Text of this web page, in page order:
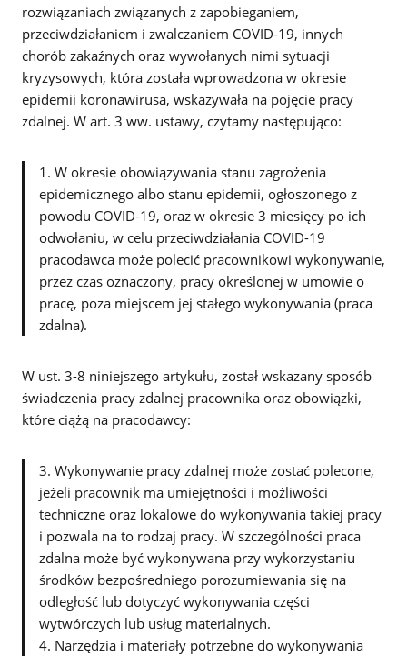
rozwiązaniach związanych z zapobieganiem,
przeciwdziałaniem i zwalczaniem COVID-19, innych
chorób zakaźnych oraz wywołanych nimi sytuacji
kryzysowych, która została wprowadzona w okresie
epidemii koronawirusa, wskazywała na pojęcie pracy
zdalnej. W art. 3 ww. ustawy, czytamy następująco:
1. W okresie obowiązywania stanu zagrożenia
epidemicznego albo stanu epidemii, ogłoszonego z
powodu COVID-19, oraz w okresie 3 miesięcy po ich
odwołaniu, w celu przeciwdziałania COVID-19
pracodawca może polecić pracownikowi wykonywanie,
przez czas oznaczony, pracy określonej w umowie o
pracę, poza miejscem jej stałego wykonywania (praca
zdalna).
W ust. 3-8 niniejszego artykułu, został wskazany sposób
świadczenia pracy zdalnej pracownika oraz obowiązki,
które ciążą na pracodawcy:
3. Wykonywanie pracy zdalnej może zostać polecone,
jeżeli pracownik ma umiejętności i możliwości
techniczne oraz lokalowe do wykonywania takiej pracy
i pozwala na to rodzaj pracy. W szczególności praca
zdalna może być wykonywana przy wykorzystaniu
środków bezpośredniego porozumiewania się na
odległość lub dotyczyć wykonywania części
wytwórczych lub usług materialnych.
4. Narzędzia i materiały potrzebne do wykonywania